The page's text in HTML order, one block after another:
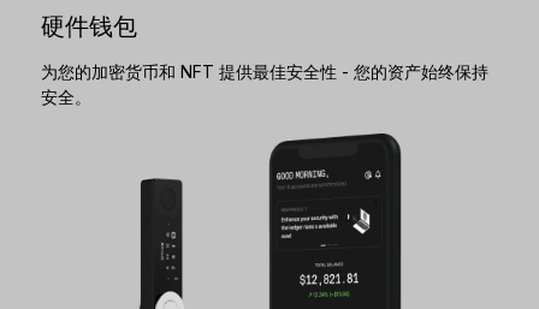
硬件钱包
为您的加密货币和 NFT 提供最佳安全性 - 您的资产始终保持
安全。